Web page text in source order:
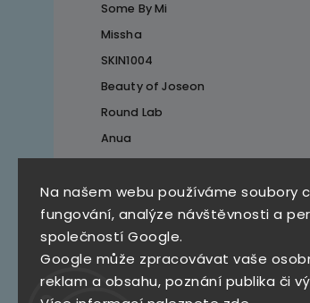
Na našem webu používáme soubory
fungování, analýze návštěvnosti a
společností Google.
Google může zpracovávat vaše
reklam a obsahu, poznání publika či
Some By Mi
Missha
SKIN1004
Beauty of Joseon
Round Lab
Anua
Top 10 produktů
SKZ Mystery Box
790 Kč